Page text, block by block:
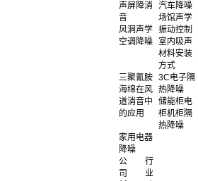
声屏障消
音
汽车降噪
场馆声学
风洞声学 振动控制
空调降噪 室内吸声
材料安装
方式
三聚氰胺
海绵在风
道消音中
的应用
3C电子隔
热降噪
储能柜电
柜机柜隔
热降噪
家用电器
降噪
公
司
行
业